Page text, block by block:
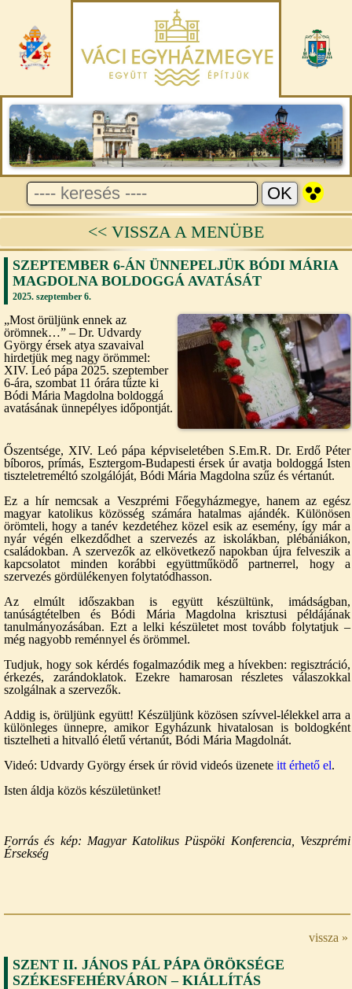
<< VISSZA A MENÜBE
SZEPTEMBER 6-ÁN ÜNNEPELJÜK BÓDI MÁRIA
MAGDOLNA BOLDOGGÁ AVATÁSÁT
2025. szeptember 6.
„Most örüljünk ennek az
örömnek…” – Dr. Udvardy
György érsek atya szavaival
hirdetjük meg nagy örömmel:
XIV. Leó pápa 2025. szeptember
6-ára, szombat 11 órára tűzte ki
Bódi Mária Magdolna boldoggá
avatásának ünnepélyes időpontját.
Őszentsége, XIV. Leó pápa képviseletében S.Em.R. Dr. Erdő Péter
bíboros, prímás, Esztergom-Budapesti érsek úr avatja boldoggá Isten
tiszteletreméltó szolgálóját, Bódi Mária Magdolna szűz és vértanút.
Ez a hír nemcsak a Veszprémi Főegyházmegye, hanem az egész
magyar katolikus közösség számára hatalmas ajándék. Különösen
örömteli, hogy a tanév kezdetéhez közel esik az esemény, így már a
nyár végén elkezdődhet a szervezés az iskolákban, plébániákon,
családokban. A szervezők az elkövetkező napokban újra felveszik a
kapcsolatot minden korábbi együttműködő partnerrel, hogy a
szervezés gördülékenyen folytatódhasson.
Az elmúlt időszakban is együtt készültünk, imádságban,
tanúságtételben és Bódi Mária Magdolna krisztusi példájának
tanulmányozásában. Ezt a lelki készületet most tovább folytatjuk –
még nagyobb reménnyel és örömmel.
Tudjuk, hogy sok kérdés fogalmazódik meg a hívekben: regisztráció,
érkezés, zarándoklatok. Ezekre hamarosan részletes válaszokkal
szolgálnak a szervezők.
Addig is, örüljünk együtt! Készüljünk közösen szívvel-lélekkel arra a
különleges ünnepre, amikor Egyházunk hivatalosan is boldogként
tisztelheti a hitvalló életű vértanút, Bódi Mária Magdolnát.
Videó: Udvardy György érsek úr rövid videós üzenete itt érhető el.
Isten áldja közös készületünket!
Forrás és kép: Magyar Katolikus Püspöki Konferencia, Veszprémi
Érsekség
vissza »
SZENT II. JÁNOS PÁL PÁPA ÖRÖKSÉGE
SZÉKESFEHÉRVÁRON – KIÁLLÍTÁS